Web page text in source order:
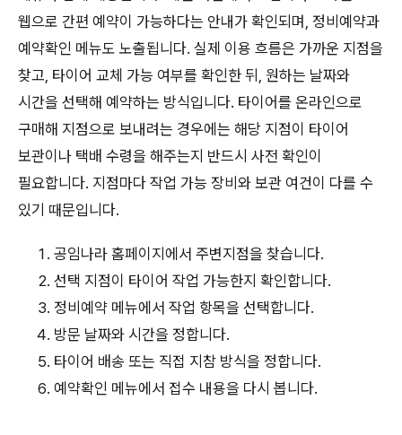
웹으로 간편 예약이 가능하다는 안내가 확인되며, 정비예약과
예약확인 메뉴도 노출됩니다. 실제 이용 흐름은 가까운 지점을
찾고, 타이어 교체 가능 여부를 확인한 뒤, 원하는 날짜와
시간을 선택해 예약하는 방식입니다. 타이어를 온라인으로
구매해 지점으로 보내려는 경우에는 해당 지점이 타이어
보관이나 택배 수령을 해주는지 반드시 사전 확인이
필요합니다. 지점마다 작업 가능 장비와 보관 여건이 다를 수
있기 때문입니다.
공임나라 홈페이지에서 주변지점을 찾습니다.
선택 지점이 타이어 작업 가능한지 확인합니다.
정비예약 메뉴에서 작업 항목을 선택합니다.
방문 날짜와 시간을 정합니다.
타이어 배송 또는 직접 지참 방식을 정합니다.
예약확인 메뉴에서 접수 내용을 다시 봅니다.